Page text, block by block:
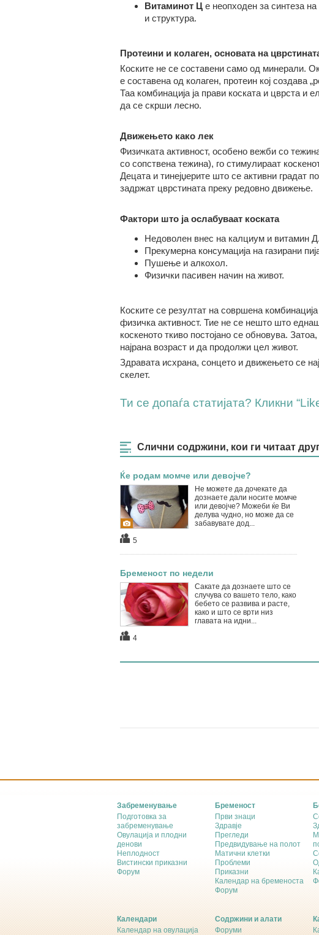
ВитаминотЦе неопходен за синтеза на
и структура.
Протеини и колаген,основата на
Коските не се составени само од минерали.
е составена од колаген, протеин кој создава
Таа комбинација ја прави коската и цврста и
да се скрши лесно.
Движењето како лек
Физичката активност, особено вежби со
со сопствена тежина), го стимулираат
Децата и тинејџерите што се активни градат
задржат цврстината преку редовно движење.
Фактори што ја ослабуваат коската
Недоволен внес на калциум и витамин Д.
Прекумерна консумација на газирани
Пушење и алкохол.
Физички пасивен начин на живот.
Коските се резултат на совршена
физичка активност. Тие не се нешто што
коскеното ткиво постојано се обновува.
најрана возраст и да продолжи цел живот.
Здравата исхрана, сонцето и движењето се
скелет.
Ти се допаѓа статијата? Кликни
Слични содржини, кои ги читаат
Ќе родам момче или девојче?
Не можете да дочекате да
дознаете дали носите момче
или девојче? Можеби ќе Ви
делува чудно, но може да се
забавувате дод...
5
Бременост по недели
Сакате да дознаете што се
случува со вашето тело, како
бебето се развива и расте,
како и што се врти низ
главата на идни...
4
Забременување
Подготовка за
забременување
Овулација и плодни
денови
Неплодност
Вистински приказни
Форум
Бременост
Први знаци
Здравје
Прегледи
Предвидување на полот
Матични клетки
Проблеми
Приказни
Календар на бременоста
Форум
Календари
Календар на овулација
Содржини и алати
Форуми